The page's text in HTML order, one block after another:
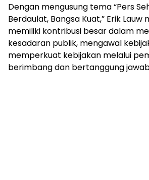
Dengan mengusung tema “Pers
Berdaulat, Bangsa Kuat,” Erik Lauw
memiliki kontribusi besar dalam
kesadaran publik, mengawal
memperkuat kebijakan melalui
berimbang dan bertanggung